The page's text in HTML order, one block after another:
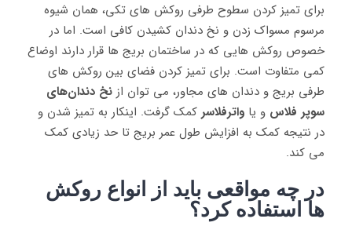
برای تمیز کردن سطوح طرفی روکش‌ های تکی، همان شیوه
مرسوم مسواک زدن و نخ دندان کشیدن کافی است. اما در
خصوص روکش ‌هایی که در ساختمان بریج‌ ها قرار دارند اوضاع
کمی متفاوت است. برای تمیز کردن فضای بین روکش‌ های
طرفی بریج و دندان‌ های مجاور، می ‌توان از نخ دندان‌های
سوپر فلاس و یا واترفلاسر کمک گرفت. اینکار به تمیز شدن و
در نتیجه کمک به افزایش طول عمر بریج تا حد زیادی کمک
می کند.
در چه مواقعی باید از انواع روکش
ها استفاده کرد؟